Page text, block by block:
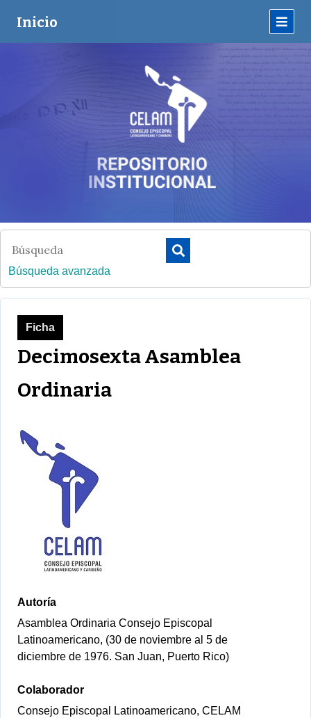
Inicio
Búsqueda avanzada
Decimosexta Asamblea
Ordinaria
Ficha
Autoría
Asamblea Ordinaria Consejo Episcopal
Latinoamericano, (30 de noviembre al 5 de
diciembre de 1976. San Juan, Puerto Rico)
Colaborador
Consejo Episcopal Latinoamericano, CELAM